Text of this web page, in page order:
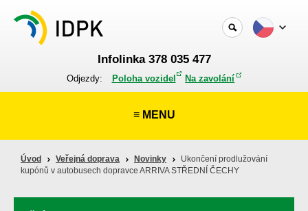
Infolinka 378 035 477
Odjezdy: Poloha vozidel Na zavolání
≡ MENU
Úvod Veřejná doprava Novinky
Ukončení prodlužování
kupónů v autobusech dopravce ARRIVA STŘEDNÍ ČECHY